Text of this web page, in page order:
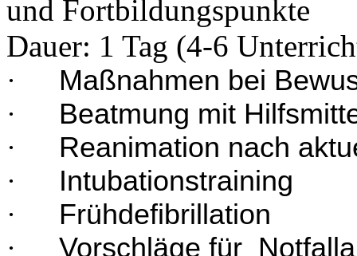
und Fortbildungspunkte
Dauer: 1 Tag (4-6
·
Maßnahmen bei
·
Beatmung mit
·
Reanimation nach
·
Intubationstraining
·
Frühdefibrillation
·
Vorschläge für